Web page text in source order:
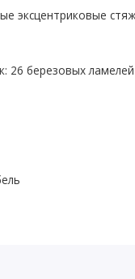
эксцентриковые
26 березовых ламелей